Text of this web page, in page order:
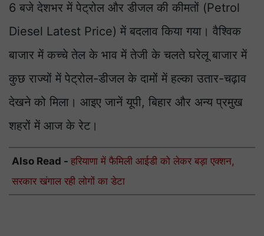
6 बजे देशभर में पेट्रोल और डीजल की कीमतों (Petrol
Diesel Latest Price) में बदलाव किया गया। वैश्विक
बाजार में कच्चे तेल के भाव में तेजी के चलते घरेलू बाजार में
कुछ राज्यों में पेट्रोल-डीजल के दामों में हल्का उतार-चढ़ाव
देखने को मिला। आइए जानें यूपी, बिहार और अन्य प्रमुख
शहरों में आज के रेट।
Also Read - हरियाणा में फैमिली आईडी को लेकर बड़ा एक्शन,
सरकार खंगाल रही लोगों का डेटा